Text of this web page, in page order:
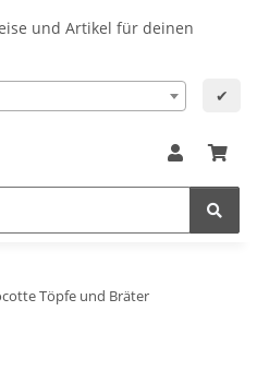
und Artikel für deinen
✔
Töpfe und Bräter